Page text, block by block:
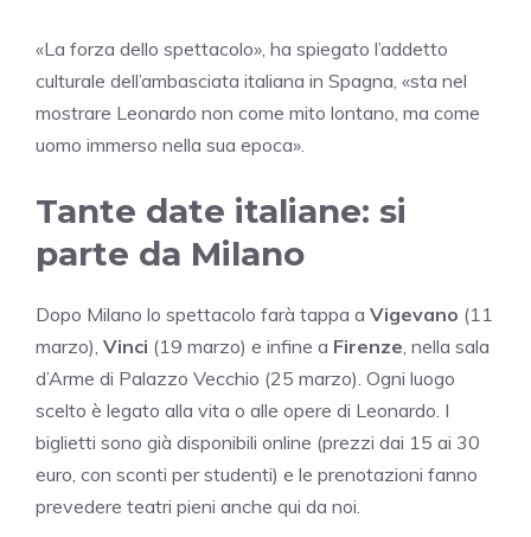
«La forza dello spettacolo», ha spiegato l’addetto
culturale dell’ambasciata italiana in Spagna, «sta nel
mostrare Leonardo non come mito lontano, ma come
uomo immerso nella sua epoca».
Tante date italiane: si
parte da Milano
Dopo Milano lo spettacolo farà tappa a Vigevano (11
marzo), Vinci (19 marzo) e infine a Firenze , nella sala
d’Arme di Palazzo Vecchio (25 marzo). Ogni luogo
scelto è legato alla vita o alle opere di Leonardo. I
biglietti sono già disponibili online (prezzi dai 15 ai 30
euro, con sconti per studenti) e le prenotazioni fanno
prevedere teatri pieni anche qui da noi.